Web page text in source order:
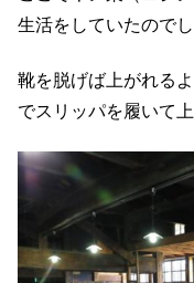
生活をしていたのでし
靴を脱げば上がれる
でスリッパを履いて上